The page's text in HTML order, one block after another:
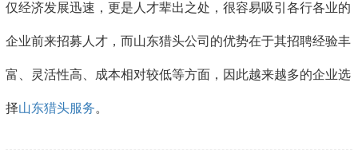
仅经济发展迅速，更是人才辈出之处，很容易吸引各行各业的
企业前来招募人才，而山东猎头公司的优势在于其招聘经验丰
富、灵活性高、成本相对较低等方面，因此越来越多的企业选
择山东猎头服务。